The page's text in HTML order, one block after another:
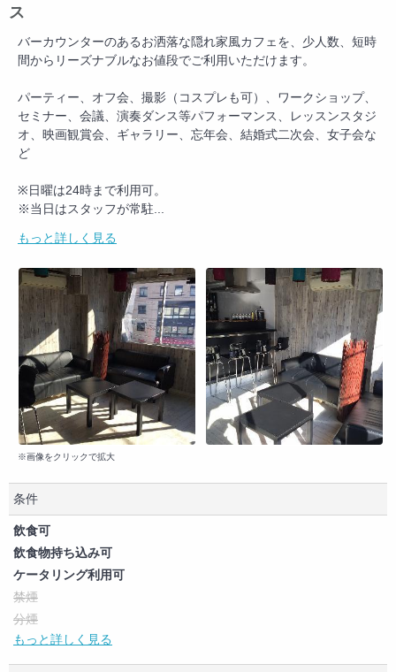
ス
バーカウンターのあるお洒落な隠れ家風カフェを、少人数、短時
間からリーズナブルなお値段でご利用いただけます。
パーティー、オフ会、撮影（コスプレも可）、ワークショップ、
セミナー、会議、演奏ダンス等パフォーマンス、レッスンスタジ
オ、映画観賞会、ギャラリー、忘年会、結婚式二次会、女子会な
ど
※日曜は24時まで利用可。
※当日はスタッフが常駐...
もっと詳しく見る
※画像をクリックで拡大
条件
飲食可
飲食物持ち込み可
ケータリング利用可
禁煙
分煙
喫煙可（制限なし）
ペット可
もっと詳しく見る